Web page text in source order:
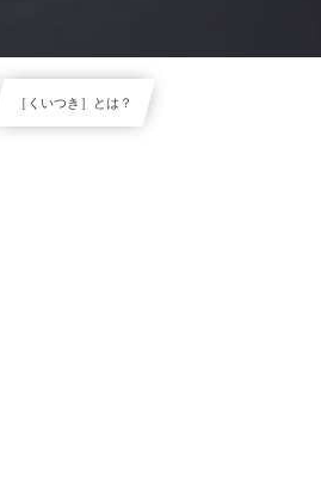
［くいつき］とは？